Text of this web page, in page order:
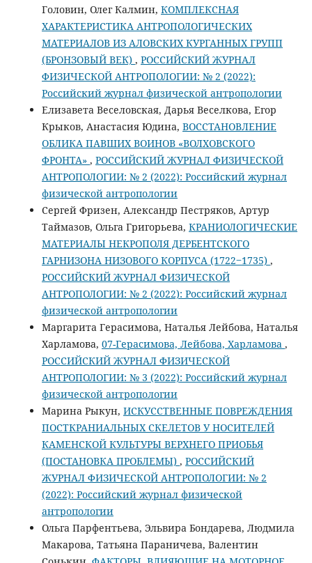
Головин, Олег Калмин, КОМПЛЕКСНАЯ
ХАРАКТЕРИСТИКА АНТРОПОЛОГИЧЕСКИХ
МАТЕРИАЛОВ ИЗ АЛОВСКИХ КУРГАННЫХ ГРУПП
(БРОНЗОВЫЙ ВЕК) , РОССИЙСКИЙ ЖУРНАЛ
ФИЗИЧЕСКОЙ АНТРОПОЛОГИИ: № 2 (2022):
Российский журнал физической антропологии
Елизавета Веселовская, Дарья Веселкова, Егор
Крыков, Анастасия Юдина, ВОССТАНОВЛЕНИЕ
ОБЛИКА ПАВШИХ ВОИНОВ «ВОЛХОВСКОГО
ФРОНТА» , РОССИЙСКИЙ ЖУРНАЛ ФИЗИЧЕСКОЙ
АНТРОПОЛОГИИ: № 2 (2022): Российский журнал
физической антропологии
Сергей Фризен, Александр Пестряков, Артур
Таймазов, Ольга Григорьева, КРАНИОЛОГИЧЕСКИЕ
МАТЕРИАЛЫ НЕКРОПОЛЯ ДЕРБЕНТСКОГО
ГАРНИЗОНА НИЗОВОГО КОРПУСА (1722‒1735) ,
РОССИЙСКИЙ ЖУРНАЛ ФИЗИЧЕСКОЙ
АНТРОПОЛОГИИ: № 2 (2022): Российский журнал
физической антропологии
Маргарита Герасимова, Наталья Лейбова, Наталья
Харламова, 07-Герасимова, Лейбова, Харламова ,
РОССИЙСКИЙ ЖУРНАЛ ФИЗИЧЕСКОЙ
АНТРОПОЛОГИИ: № 3 (2022): Российский журнал
физической антропологии
Марина Рыкун, ИСКУССТВЕННЫЕ ПОВРЕЖДЕНИЯ
ПОСТКРАНИАЛЬНЫХ СКЕЛЕТОВ У НОСИТЕЛЕЙ
КАМЕНСКОЙ КУЛЬТУРЫ ВЕРХНЕГО ПРИОБЬЯ
(ПОСТАНОВКА ПРОБЛЕМЫ) , РОССИЙСКИЙ
ЖУРНАЛ ФИЗИЧЕСКОЙ АНТРОПОЛОГИИ: № 2
(2022): Российский журнал физической
антропологии
Ольга Парфентьева, Эльвира Бондарева, Людмила
Макарова, Татьяна Параничева, Валентин